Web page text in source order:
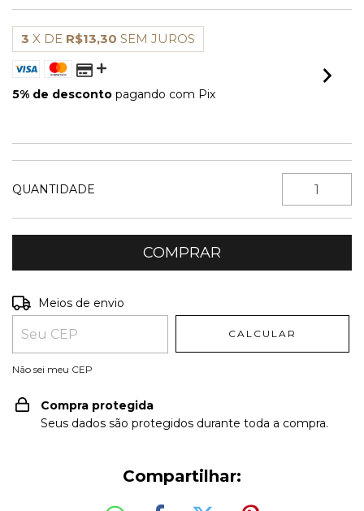
3 X DE R$13,30 SEM JUROS
5% de desconto pagando com Pix
QUANTIDADE
Entregas para o CEP:
Meios de envio
CALCULAR
Não sei meu CEP
Compra protegida
Seus dados são protegidos durante toda a compra.
Compartilhar: